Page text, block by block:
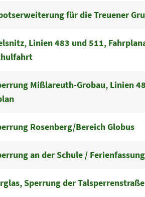
für die Treuener
Linien 483 und 511,
Mißlareuth-Grobau, Linien
Rosenberg/Bereich Globus
an der Schule / Ferienfassung
Sperrung der Talsperrenstraße